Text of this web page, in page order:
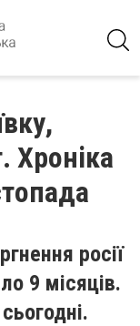
Хроніка
росії
9 місяців.